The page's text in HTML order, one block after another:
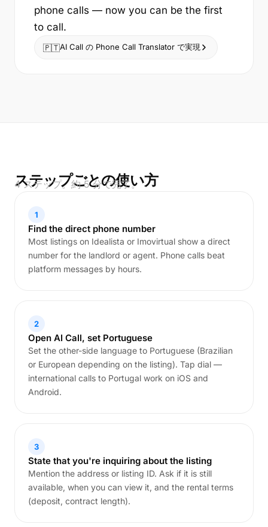
phone calls — now you can be the first
to call.
🇵🇹AI Call の Phone Call Translator で実現
ステップごとの使い方
4 ステップ。約 5 分で完了。
1
Find the direct phone number
Most listings on Idealista or Imovirtual show a direct
number for the landlord or agent. Phone calls beat
platform messages by hours.
2
Open AI Call, set Portuguese
Set the other-side language to Portuguese (Brazilian
or European depending on the listing). Tap dial —
international calls to Portugal work on iOS and
Android.
3
State that you're inquiring about the listing
Mention the address or listing ID. Ask if it is still
available, when you can view it, and the rental terms
(deposit, contract length).